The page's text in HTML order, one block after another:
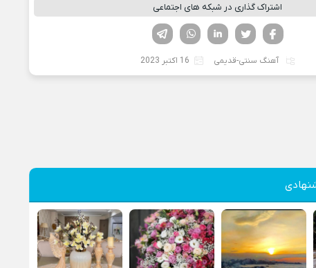
اشتراک گذاری در شبکه های اجتماعی
لینکدین تویتر
فیسوک
آهنگ سنتی-قدیمی 16 اکتبر 2023